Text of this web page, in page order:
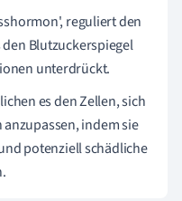
reguliert den
Blutzuckerspiegel
unterdrückt.
es den Zellen, sich
indem sie
potenziell schädliche